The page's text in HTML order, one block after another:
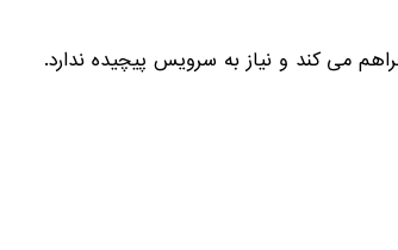
می کند و نیاز به سرویس پیچیده ندارد.